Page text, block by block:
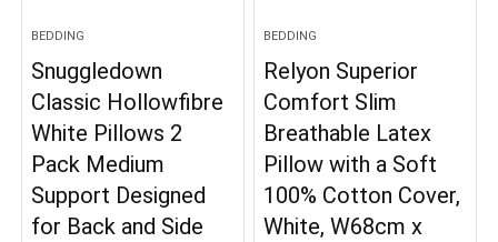
BEDDING
Snuggledown
Classic Hollowfibre
White Pillows 2
Pack Medium
Support Designed
for Back and Side
BEDDING
Relyon Superior
Comfort Slim
Breathable Latex
Pillow with a Soft
100% Cotton Cover,
White, W68cm x